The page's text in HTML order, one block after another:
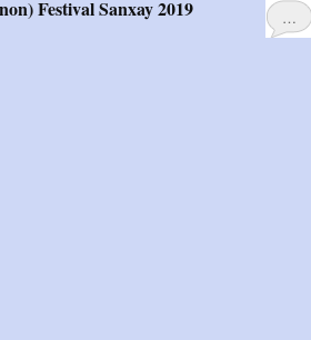
…
Festival Sanxay 2019